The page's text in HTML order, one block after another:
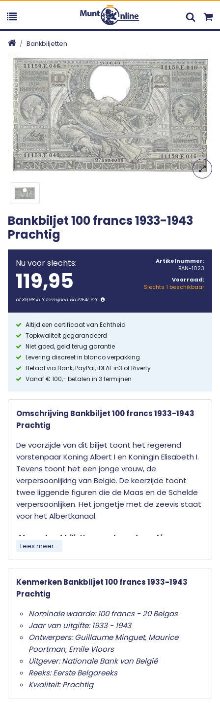
Bankbiljetten
Bankbiljet 100 francs 1933-1943
Prachtig
Nu voor slechts:
119,95
of 39,98 in 3 termijnen via iDEAL in3
Artikelnummer:
BAN-1023
Voorraad:
Slechts 1 beschikbaar
Altijd een certificaat van Echtheid
Topkwaliteit gegarandeerd
Niet goed, geld terug garantie
Levering discreet in blanco verpakking
Betaal via Bank, PayPal, iDEAL in3 of Riverty
Vanaf € 100,- betalen in 3 termijnen
Omschrijving Bankbiljet 100 francs 1933-1943
Prachtig
De voorzijde van dit biljet toont het regerend
vorstenpaar Koning Albert I en Koningin Elisabeth I.
Tevens toont het een jonge vrouw, de
verpersoonlijking van België. De keerzijde toont
twee liggende figuren die de Maas en de Schelde
verpersoonlijken. Het jongetje met de zeevis staat
voor het Albertkanaal.
Al onze bankbiljetten worden geleverd in
transparante beschermverpakking.
afwijken van deze afbeelding maar niet onder doen aan kwaliteit
en exclusiviteit.
Lees meer...
Kenmerken Bankbiljet 100 francs 1933-1943
Prachtig
Nominale waarde: 100 francs - 20 Belgas
Jaar van uitgifte: 1933 - 1943
Ontwerpers: Guillaume Minguet, Maurice
Poortman, Emile Vloors
Uitgever: Nationale Bank van België
Reeks: Eerste Belgareeks
Kwaliteit: Prachtig